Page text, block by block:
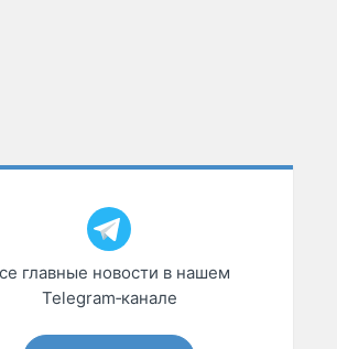
главные новости в нашем
Telegram‑канале